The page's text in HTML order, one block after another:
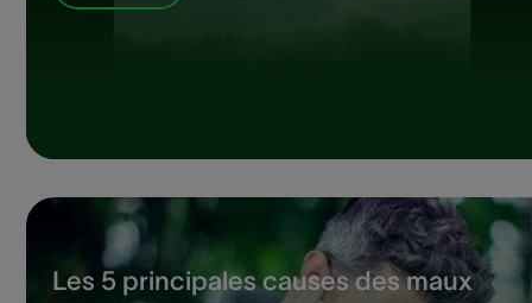
Les 5 principales causes des maux